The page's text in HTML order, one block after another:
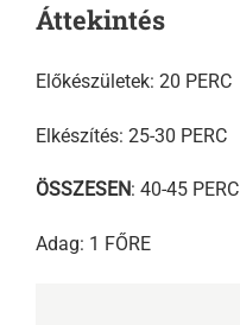
Áttekintés
Előkészületek: 20 PERC
Elkészítés: 25-30 PERC
ÖSSZESEN: 40-45 PERC
Adag: 1 FŐRE